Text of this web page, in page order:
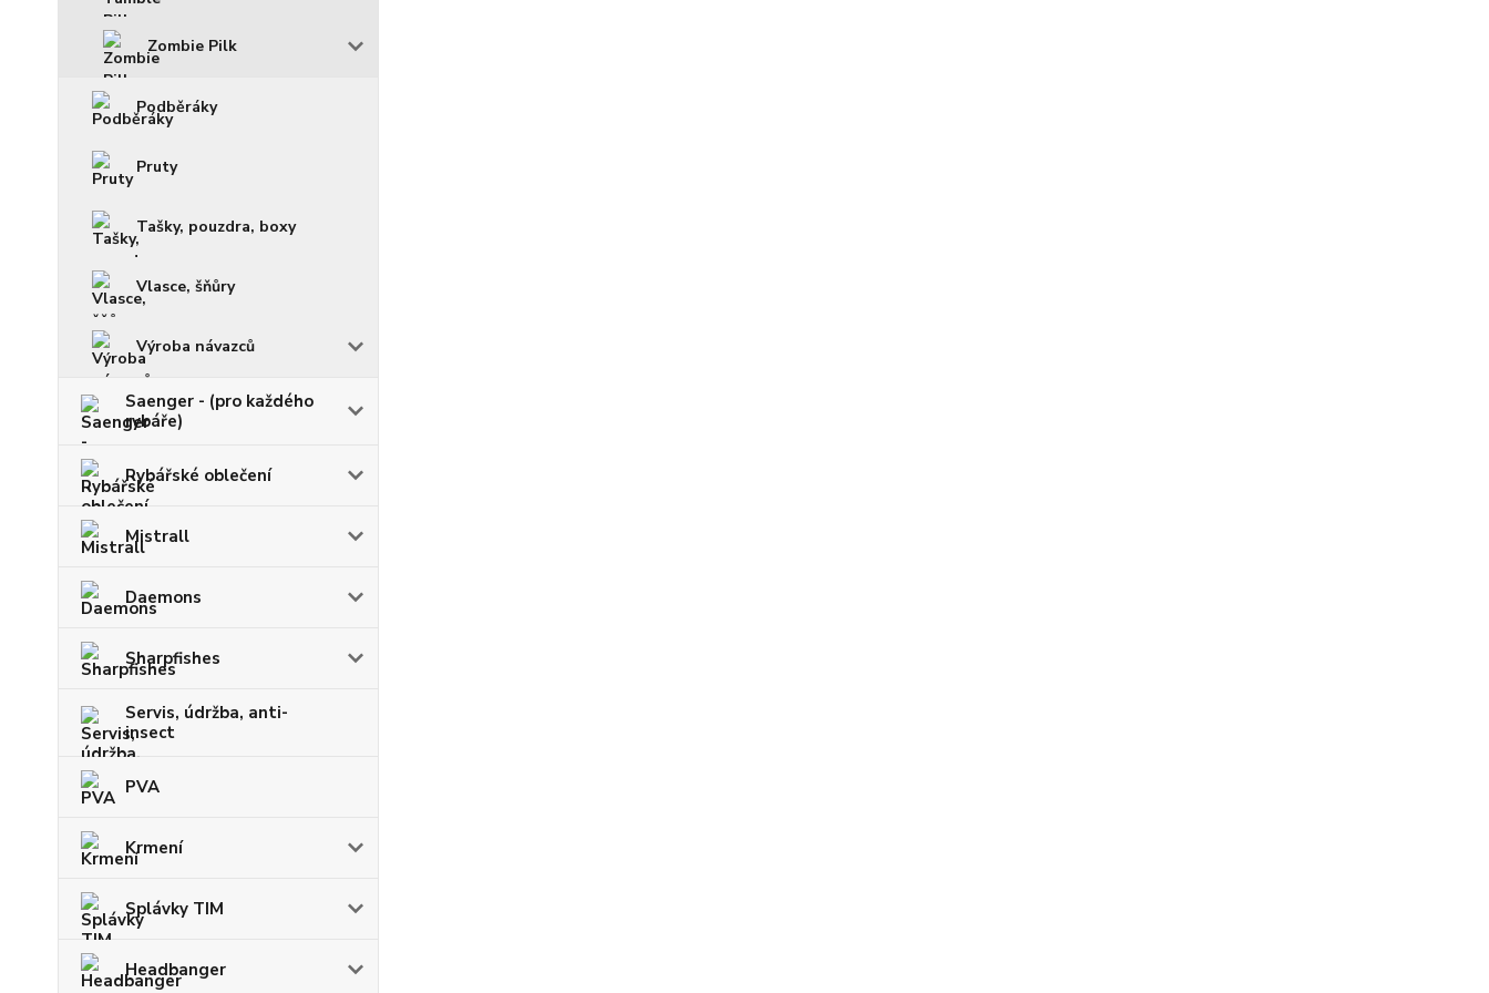
Zombie Pilk
Podběráky
Pruty
Tašky, pouzdra, boxy
Vlasce, šňůry
Výroba návazců
Saenger - (pro každého
rybáře)
Rybářské oblečení
Mistrall
Daemons
Sharpfishes
Servis, údržba, anti-
insect
PVA
Krmení
Splávky TIM
Headbanger